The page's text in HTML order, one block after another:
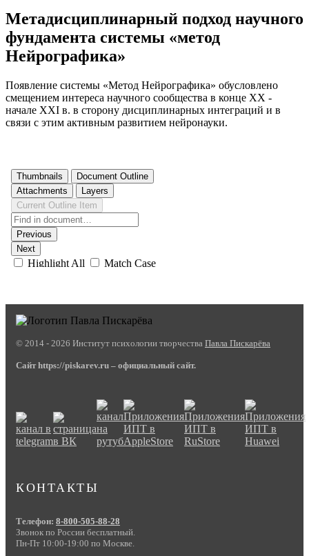
Метадисциплинарный подход научного
фундамента системы «метод
Нейрографика»
Появление системы «Метод Нейрографика» обусловлено
смещением интереса научного сообщества в конце ХХ -
начале ХХI в. в сторону дисциплинарных интеграций и в
связи с этим активным развитием нейронауки.
© 2014 - 2026 Институт психологии творчества Павла Пискарёва
Сайт https://piskarev.ru – официальный сайт.
КОНТАКТЫ
Телефон: 8-800-505-88-28
Звонок по России бесплатный.
Пн-Пт 10:00-19:00 по Москве.